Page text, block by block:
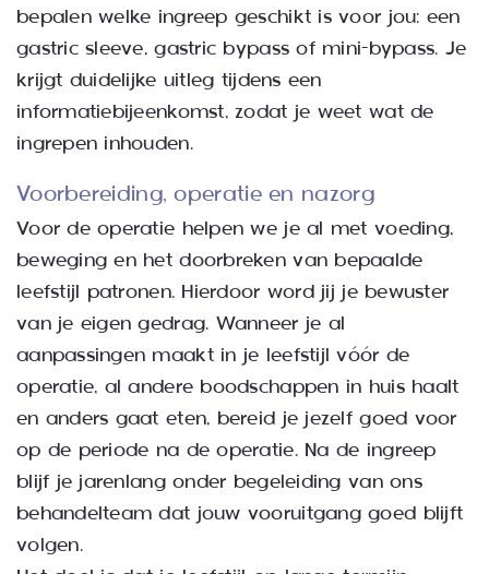
bepalen welke ingreep geschikt is voor jou: een
gastric sleeve, gastric bypass of mini-bypass. Je
krijgt duidelijke uitleg tijdens een
informatiebijeenkomst, zodat je weet wat de
ingrepen inhouden.
Voorbereiding, operatie en nazorg
Voor de operatie helpen we je al met voeding,
beweging en het doorbreken van bepaalde
leefstijl patronen. Hierdoor word jij je bewuster
van je eigen gedrag. Wanneer je al
aanpassingen maakt in je leefstijl vóór de
operatie, al andere boodschappen in huis haalt
en anders gaat eten, bereid je jezelf goed voor
op de periode na de operatie. Na de ingreep
blijf je jarenlang onder begeleiding van ons
behandelteam dat jouw vooruitgang goed blijft
volgen.